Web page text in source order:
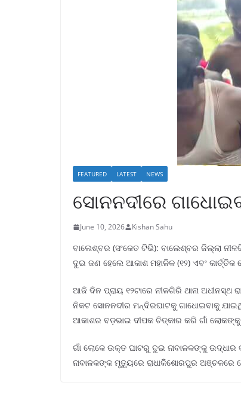
FEATURED LATEST NEWS
ସୋନନଦୀରେ
June 10, 2026 Kishan Sahu
ବାଲେଶ୍ବର (ସଂକେତ ଟିଭି): ବାଲେଶ୍ବର ଜିଲ୍ଲା
ଦୁଇ ଜଣ ହେଲେ ଆକାଶ ମହାଳିକ (୧୨) ଏବଂ
ଆଜି ଦିନ ପ୍ରାୟ ୧୨ଟାରେ ନୀଳଗିରି ଥାନା ଅଧୀନସ୍ଥ
ନିକଟ ସୋନନଦୀର ମନ୍ଦିରଘାଟକୁ ଗାଧୋଇବାକୁ
ଆକାଶର ବଡ଼ଭାଇ ଦୀପକ ଚିତ୍କାର କରି ଗାଁ ଲୋକଙ୍କୁ
ଗାଁ ଲୋକେ ଉକ୍ତ ଘାଟରୁ ଦୁଇ ନାବାଳକଙ୍କୁ
ନାବାଳକଙ୍କ ମୃତ୍ୟୁରେ ରାଧାକିଶୋରପୁର ଅଞ୍ଚଳରେ